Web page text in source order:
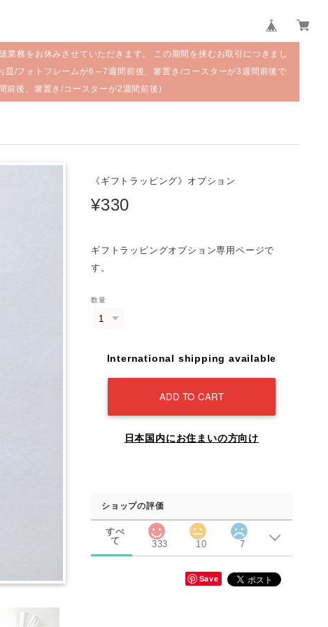
務をお休みさせていただきます。 この期間を挟むお取引につきまし
/フォトフレームが6～7週間前後、箸置き/コースターが3週間前後で
前後、箸置き/コースターが2週間前後)
《ギフトラッピング》オプション
¥330
ギフトラッピングオプション専用ページで
す。
数量
International shipping available
ADD TO CART
日本国内にお住まいの方向け
ショップの評価
すべ
て
333 10 7
Save